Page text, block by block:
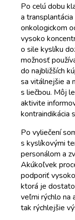
Po celú dobu
a
onkologickom
vysoko
o sile kyslíku
možnosť
do najbližších
sa vitálnejšie a
s liečbou. Môj
aktivite
kontraindikácia
Po vyliečení
s kyslíkovými
personálom a
Akúkoľvek
podporiť
ktorá je
veľmi rýchlo na
tak rýchlejšie